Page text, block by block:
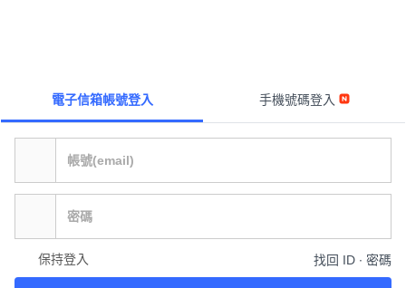
電子信箱帳號登入 手機號碼登入
保持登入 找回 ID ∙ 密碼